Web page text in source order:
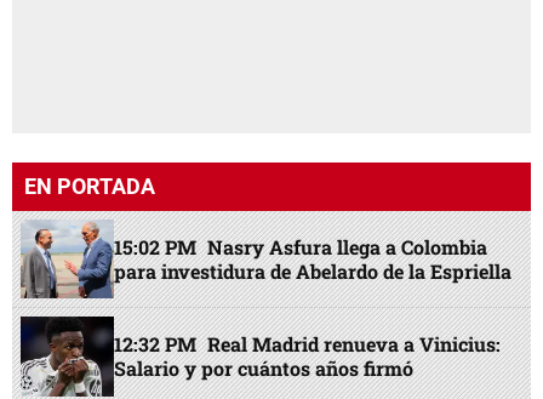
EN PORTADA
15:02 PM Nasry Asfura llega a Colombia
para investidura de Abelardo de la Espriella
12:32 PM Real Madrid renueva a Vinicius:
Salario y por cuántos años firmó